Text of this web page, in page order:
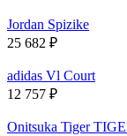
Jordan Spizike
25 682 ₽
adidas Vl Court
12 757 ₽
Onitsuka Tiger